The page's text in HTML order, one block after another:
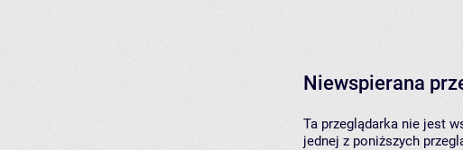
Niewspierana
Ta przeglądarka nie jest
jednej z poniższych